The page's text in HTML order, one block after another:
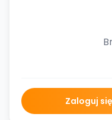
Zaloguj